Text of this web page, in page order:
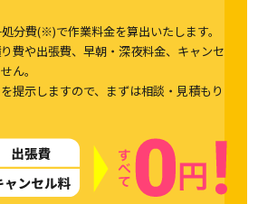
分費(※)で作業料金を算出いたします。
費や出張費、早朝・深夜料金、キャンセ
ん。
提示しますので、まずは相談・見積もり